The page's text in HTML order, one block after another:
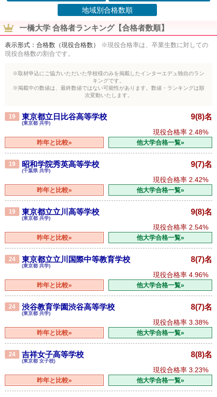
地域別合格数順
一橋大学 合格者ランキング【合格者数順】
表示形式：合格数（現役合格数）
※現役合格率は、卒業生数に対しての
現役合格数の割合です。
※取材申込にご協力いただいた学校様のみを掲載したインターエデュ独自のラン
キングです。
※掲載中の数値は、最終数値ではない可能性があります。数値・ランキングは順
次変動いたします。
19 東京都立日比谷高等学校
(東京都 共学)
9(8)名
現役合格率 2.48%
昨年と比較» 他大学合格一覧»
19 昭和学院秀英高等学校
(千葉県 共学)
9(7)名
現役合格率 2.42%
昨年と比較» 他大学合格一覧»
19 東京都立立川高等学校
(東京都 共学)
9(8)名
現役合格率 2.54%
昨年と比較» 他大学合格一覧»
24 東京都立立川国際中等教育学校
(東京都 共学)
8(7)名
現役合格率 4.96%
昨年と比較» 他大学合格一覧»
24 渋谷教育学園渋谷高等学校
(東京都 共学)
8(7)名
現役合格率 3.38%
昨年と比較» 他大学合格一覧»
24 吉祥女子高等学校
(東京都 女子校)
8(8)名
現役合格率 3.23%
昨年と比較» 他大学合格一覧»